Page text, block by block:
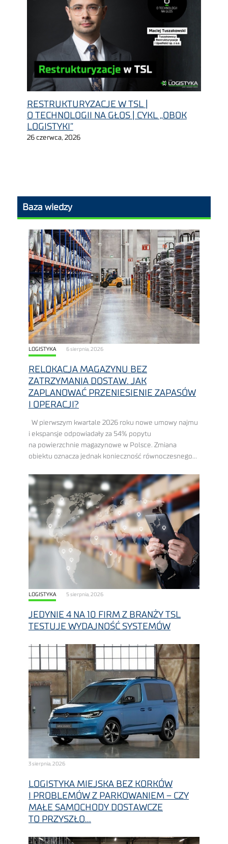
RESTRUKTURYZACJE W TSL |
O TECHNOLOGII NA GŁOS | CYKL „OBOK
LOGISTYKI”
26 czerwca, 2026
Baza wiedzy
LOGISTYKA 6 sierpnia, 2026
RELOKACJA MAGAZYNU BEZ
ZATRZYMANIA DOSTAW. JAK
ZAPLANOWAĆ PRZENIESIENIE ZAPASÓW
I OPERACJI?
W pierwszym kwartale 2026 roku nowe umowy najmu
i ekspansje odpowiadały za 54% popytu
na powierzchnie magazynowe w Polsce. Zmiana
obiektu oznacza jednak konieczność równoczesnego
i realizowania bieżących zamówień. Jak przeprowadzić
relokację, ab...
LOGISTYKA 5 sierpnia, 2026
JEDYNIE 4 NA 10 FIRM Z BRANŻY TSL
TESTUJE WYDAJNOŚĆ SYSTEMÓW
3 sierpnia, 2026
LOGISTYKA MIEJSKA BEZ KORKÓW
I PROBLEMÓW Z PARKOWANIEM – CZY
MAŁE SAMOCHODY DOSTAWCZE
TO PRZYSZŁO...